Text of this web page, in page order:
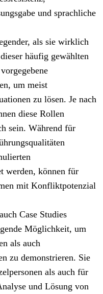
und sprachliche
als sie wirklich
häufig gewählten
um meist
zu lösen. Je nach
diese Rollen
sein. Während für
werden, können für
mit Konfliktpotenzial
Case Studies
Möglichkeit, um
als auch
zu demonstrieren. Sie
als auch für
und Lösung von